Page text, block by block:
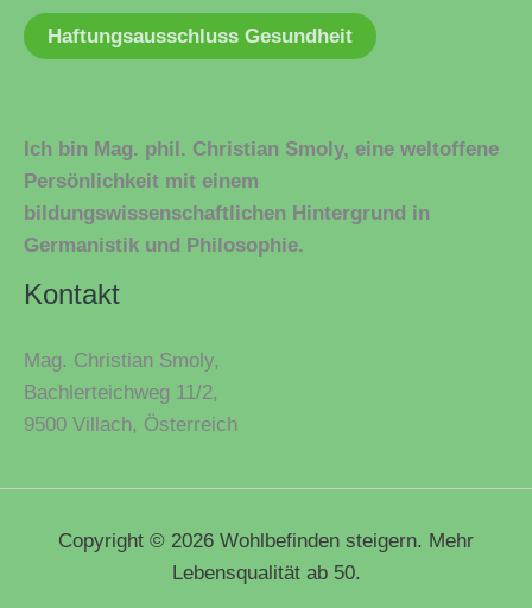
Haftungsausschluss Gesundheit
Ich bin Mag. phil. Christian Smoly, eine weltoffene
Persönlichkeit mit einem
bildungswissenschaftlichen Hintergrund in
Germanistik und Philosophie.
Kontakt
Mag. Christian Smoly,
Bachlerteichweg 11/2,
9500 Villach, Österreich
Copyright © 2026 Wohlbefinden steigern. Mehr
Lebensqualität ab 50.